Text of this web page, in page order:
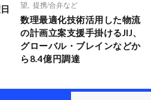
望
提携/合弁など
数理最適化技術活用した物流
の計画立案支援手掛けるJIJ、
グローバル・ブレインなどか
ら8.4億円調達